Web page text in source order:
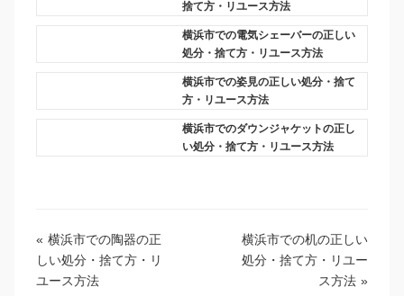
捨て方・リユース方法
横浜市での電気シェーバーの正しい
処分・捨て方・リユース方法
横浜市での姿見の正しい処分・捨て
方・リユース方法
横浜市でのダウンジャケットの正し
い処分・捨て方・リユース方法
« 横浜市での陶器の正
しい処分・捨て方・リ
ユース方法
横浜市での机の正しい
処分・捨て方・リユー
ス方法 »